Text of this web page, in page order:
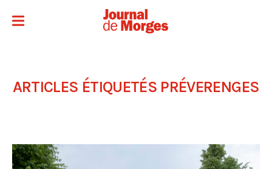
ARTICLES ÉTIQUETÉS PRÉVERENGES